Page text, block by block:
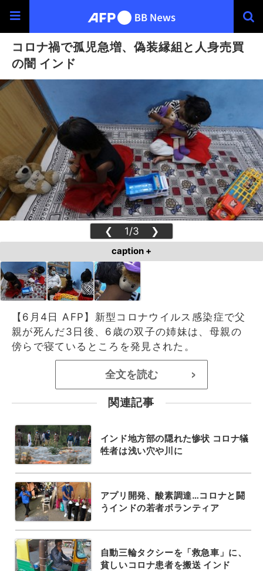
コロナ禍で孤児急増、偽装縁組と人身売買
の闇 インド
❮ 1/3 ❯
caption +
【6月4日 AFP】新型コロナウイルス感染症で父
親が死んだ3日後、6歳の双子の姉妹は、母親の
傍らで寝ているところを発見された。
全文を読む >
関連記事
インド地方部の隠れた惨状 コロナ犠
牲者は浅い穴や川に
アプリ開発、酸素調達…コロナと闘
うインドの若者ボランティア
自動三輪タクシーを「救急車」に、
貧しいコロナ患者を搬送 インド